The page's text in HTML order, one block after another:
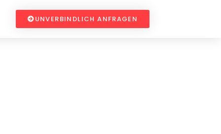
UNVERBINDLICH ANFRAGEN